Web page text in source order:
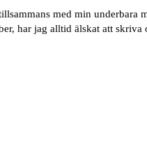
med min underbara
har jag alltid älskat att